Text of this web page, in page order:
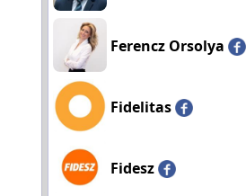
Ferencz Orsolya
Fidelitas
Fidesz